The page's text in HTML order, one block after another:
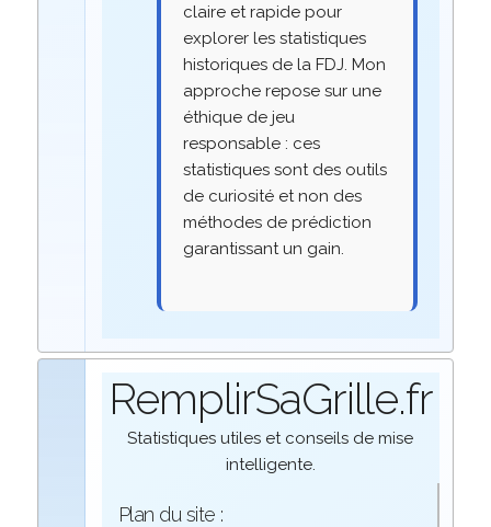
claire et rapide pour
explorer les statistiques
historiques de la FDJ. Mon
approche repose sur une
éthique de jeu
responsable : ces
statistiques sont des outils
de curiosité et non des
méthodes de prédiction
garantissant un gain.
RemplirSaGrille.fr
Statistiques utiles et conseils de mise
intelligente.
Plan du site :